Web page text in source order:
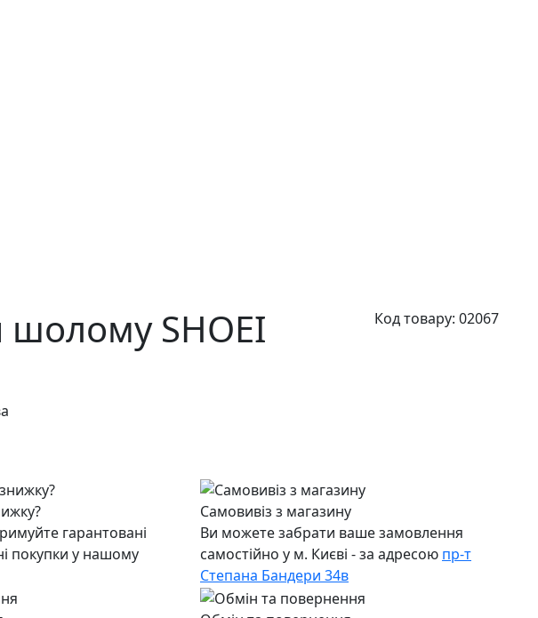
шолому SHOEI
Код товару: 02067
гарантовані
покупки у нашому
Самовивіз з магазину
Ви можете забрати ваше замовлення
самостійно у м. Києві - за адресою пр-т
Степана Бандери 34в